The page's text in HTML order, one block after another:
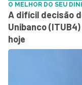
O MELHOR DO SEU
A difícil decisão
Unibanco
hoje